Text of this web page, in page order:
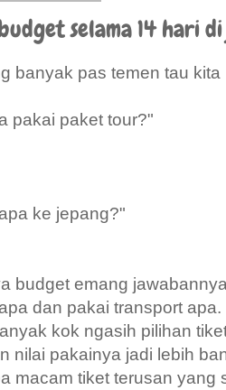
selama 14 hari
banyak pas temen tau
pakai paket tour?"
ke jepang?"
budget emang
dan pakai transport
kok ngasih pilihan
nilai pakainya jadi lebih
macam tiket terusan yang